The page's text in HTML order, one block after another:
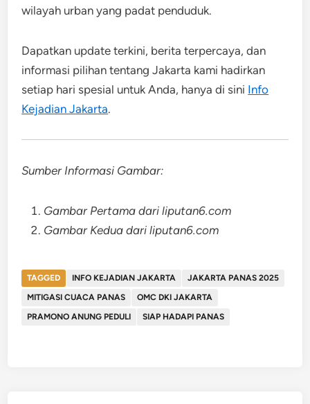
wilayah urban yang padat penduduk.
Dapatkan update terkini, berita terpercaya, dan
informasi pilihan tentang Jakarta kami hadirkan
setiap hari spesial untuk Anda, hanya di sini Info
Kejadian Jakarta.
Sumber Informasi Gambar:
Gambar Pertama dari liputan6.com
Gambar Kedua dari liputan6.com
TAGGED INFO KEJADIAN JAKARTA
JAKARTA PANAS 2025
MITIGASI CUACA PANAS
OMC DKI JAKARTA
PRAMONO ANUNG PEDULI
SIAP HADAPI PANAS